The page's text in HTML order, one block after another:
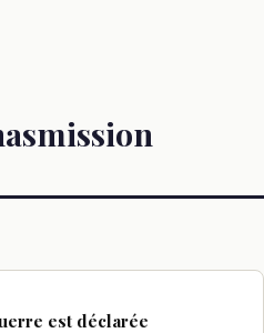
est déclarée